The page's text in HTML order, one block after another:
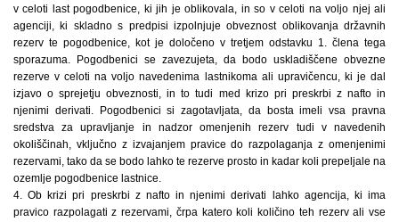
v celoti last pogodbenice, ki jih je oblikovala, in so v celoti na voljo njej ali
agenciji, ki skladno s predpisi izpolnjuje obveznost oblikovanja državnih
rezerv te pogodbenice, kot je določeno v tretjem odstavku 1. člena tega
sporazuma. Pogodbenici se zavezujeta, da bodo uskladiščene obvezne
rezerve v celoti na voljo navedenima lastnikoma ali upravičencu, ki je dal
izjavo o sprejetju obveznosti, in to tudi med krizo pri preskrbi z nafto in
njenimi derivati. Pogodbenici si zagotavljata, da bosta imeli vsa pravna
sredstva za upravljanje in nadzor omenjenih rezerv tudi v navedenih
okoliščinah, vključno z izvajanjem pravice do razpolaganja z omenjenimi
rezervami, tako da se bodo lahko te rezerve prosto in kadar koli prepeljale na
ozemlje pogodbenice lastnice.
4. Ob krizi pri preskrbi z nafto in njenimi derivati lahko agencija, ki ima
pravico razpolagati z rezervami, črpa katero koli količino teh rezerv ali vse